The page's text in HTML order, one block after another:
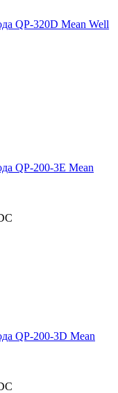
QP-320D Mean Well
QP-200-3E Mean
QP-200-3D Mean